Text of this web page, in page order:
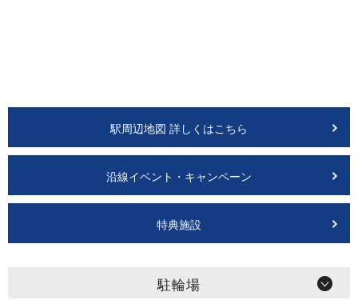
駅周辺地図 詳しくはこちら
沿線イベント・キャンペーン
特典施設
駐輪場